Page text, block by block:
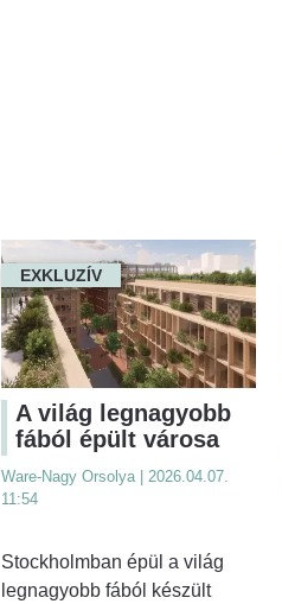
EXKLUZÍV
A világ legnagyobb
fából épült városa
Ware-Nagy Orsolya | 2026.04.07.
11:54
Stockholmban épül a világ
legnagyobb fából készült